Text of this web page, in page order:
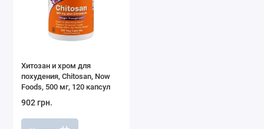
Хитозан и хром для
похудения, Chitosan, Now
Foods, 500 мг, 120 капсул
902 грн.